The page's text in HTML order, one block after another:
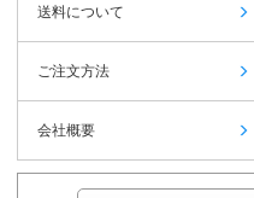
送料について
ご注文方法
会社概要